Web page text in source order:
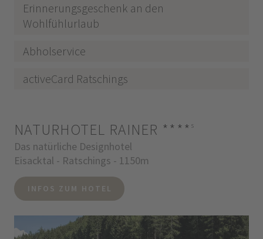
Erinnerungsgeschenk an den
Wohlfühlurlaub
Abholservice
activeCard Ratschings
NATURHOTEL RAINER **** s
Das natürliche Designhotel
Eisacktal - Ratschings - 1150m
INFOS ZUM HOTEL